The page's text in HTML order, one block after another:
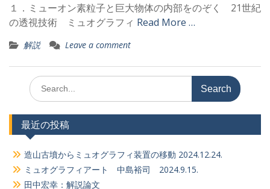
１．ミューオン素粒子と巨大物体の内部をのぞく 21世紀
の透視技術 ミュオグラフィ Read More …
解説 Leave a comment
Search
for:
最近の投稿
造山古墳からミュオグラフィ装置の移動 2024.12.24.
ミュオグラフィアート 中島裕司 2024.9.15.
田中宏幸：解説論文